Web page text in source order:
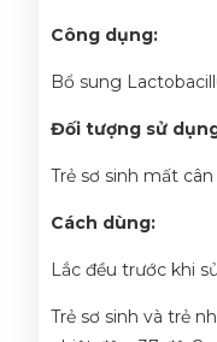
Công dụng:
Bổ sung
Đối tượng sử
Trẻ sơ sinh mất
Cách dùng:
Lắc đều trước khi
Trẻ sơ sinh và trẻ